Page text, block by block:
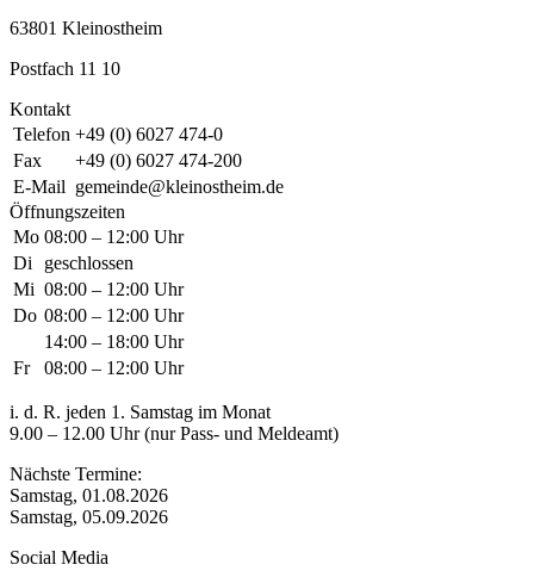
63801 Kleinostheim
Postfach 11 10
Kontakt
Telefon +49 (0) 6027 474-0
Fax
+49 (0) 6027 474-200
E-Mail gemeinde@kleinostheim.de
Öffnungszeiten
Mo 08:00 – 12:00 Uhr
Di
geschlossen
Mi 08:00 – 12:00 Uhr
Do 08:00 – 12:00 Uhr
14:00 – 18:00 Uhr
Fr
08:00 – 12:00 Uhr
i. d. R. jeden 1. Samstag im Monat
9.00 – 12.00 Uhr (nur Pass- und Meldeamt)
Nächste Termine:
Samstag, 01.08.2026
Samstag, 05.09.2026
Social Media